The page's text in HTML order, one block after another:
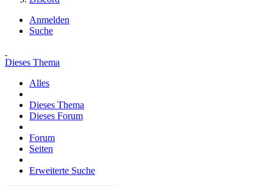
Anmelden
Suche
Dieses Thema
Alles
Dieses Thema
Dieses Forum
Forum
Seiten
Erweiterte Suche